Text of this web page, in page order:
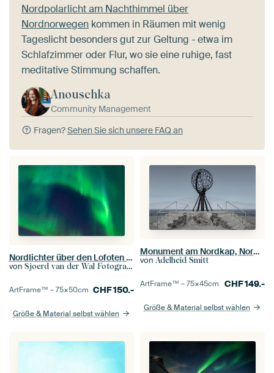
Nordpolarlicht am Nachthimmel über
Nordnorwegen kommen in Räumen mit wenig
Tageslicht besonders gut zur Geltung - etwa im
Schlafzimmer oder Flur, wo sie eine ruhige, fast
meditative Stimmung schaffen.
Anouschka
Community Management
Fragen?Sehen Sie sich unsere FAQ an
Nordlichter über den Lofoten Inseln in Norwegen
von Sjoerd van der Wal Fotografie
ArtFrame™ –75×50cm CHF150.-
Größe & Material selbst wählen
Monument am Nordkap, Norwegen
von Adelheid Smitt
ArtFrame™ –75×45cm CHF149.-
Größe & Material selbst wählen